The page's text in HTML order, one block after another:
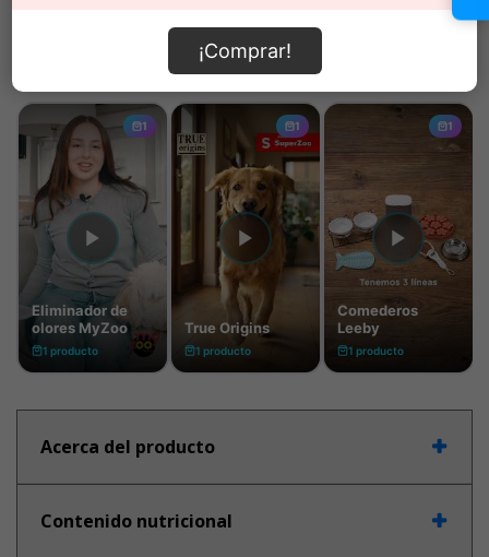
Acerca del producto
Contenido nutricional
¡Comprar!